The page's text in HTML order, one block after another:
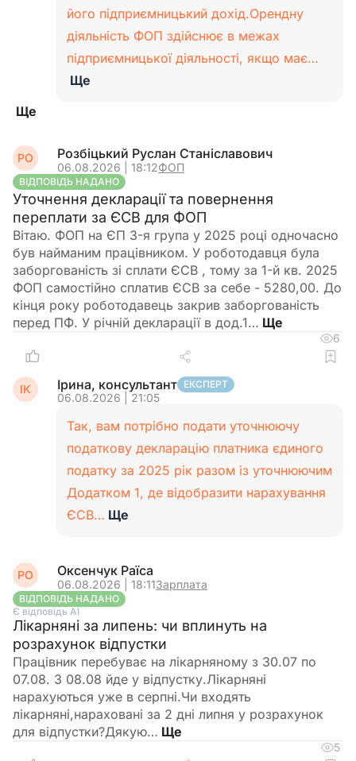
його підприємницький дохід.Орендну
діяльність ФОП здійснює в межах
підприємницької діяльності, якщо має…
Ще
РО Розбіцький Руслан Станіславович
06.08.2026 | 18:12ФОП
ВІДПОВІДЬ НАДАНО
Уточнення декларації та повернення
переплати за ЄСВ для ФОП
Вітаю. ФОП на ЄП 3-я група у 2025 році одночасно
був найманим працівником. У роботодавця була
заборгованість зі сплати ЄСВ , тому за 1-й кв. 2025
ФОП самостійно сплатив ЄСВ за себе - 5280,00. До
кінця року роботодавець закрив заборгованість
перед ПФ. У річній декларації в дод.1…
6
ІК Ірина, консультант ЕКСПЕРТ
06.08.2026 | 21:05
Так, вам потрібно подати уточнюючу
податкову декларацію платника єдиного
податку за 2025 рік разом із уточнюючим
Додатком 1, де відобразити нарахування
ЄСВ… Ще
РО Оксенчук Раїса
06.08.2026 | 18:11Зарплата
ВІДПОВІДЬ НАДАНО
Є відповідь АІ
Лікарняні за липень: чи вплинуть на
розрахунок відпустки
Працівник перебуває на лікарняному з 30.07 по
07.08. З 08.08 йде у відпустку.Лікарняні
нарахуються уже в серпні.Чи входять
лікарняні,нараховані за 2 дні липня у розрахунок
для відпустки?Дякую…
5